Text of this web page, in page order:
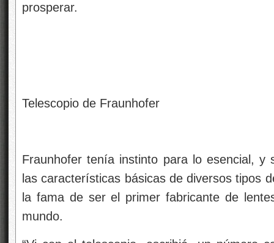
prosperar.
Telescopio de Fraunhofer
Fraunhofer tenía instinto para lo esencial, y
las características básicas de diversos tipos
la fama de ser el primer fabricante de
mundo.